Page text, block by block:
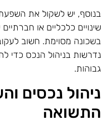
יש לשקול את
כלכליים או
מסוימת. חשוב
בניהול הנכס כדי
נכסים